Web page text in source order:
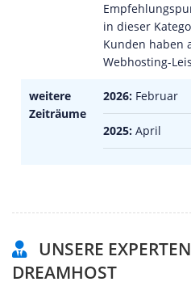
in dieser
Kunden haben
Webhosting-
weitere
Zeiträume
2026: Februar
2025: April
UNSERE
DREAMHOST